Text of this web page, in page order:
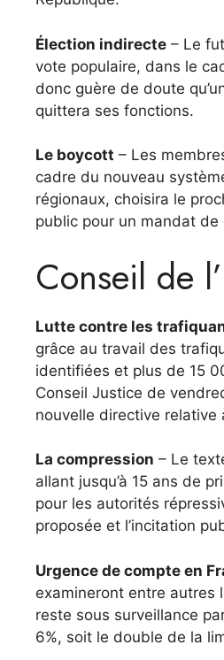
Élection indirecte – Le
vote populaire, dans le
donc guère de doute
quittera ses fonctions.
Le boycott – Les
cadre du nouveau
régionaux, choisira le
public pour un mandat de
Conseil de
Lutte contre les
grâce au travail des
identifiées et plus de 15
Conseil Justice de
nouvelle directive relative
La compression – Le
allant jusqu’à 15 ans de
pour les autorités
proposée et l’incitation
Urgence de compte en
examineront entre autres
reste sous surveillance
6%, soit le double de la